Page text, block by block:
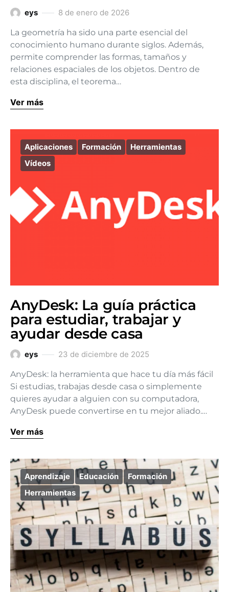
eys 8 de enero de 2026
La geometría ha sido una parte esencial del
conocimiento humano durante siglos. Además,
permite comprender las formas, tamaños y
relaciones espaciales de los objetos. Dentro de
esta disciplina, el teorema…
Ver más
Aplicaciones Formación
Herramientas
Vídeos
AnyDesk: La guía práctica
para estudiar, trabajar y
ayudar desde casa
eys 23 de diciembre de 2025
AnyDesk: la herramienta que hace tu día más fácil
Si estudias, trabajas desde casa o simplemente
quieres ayudar a alguien con su computadora,
AnyDesk puede convertirse en tu mejor aliado.…
Ver más
Aprendizaje Educación
Formación
Herramientas